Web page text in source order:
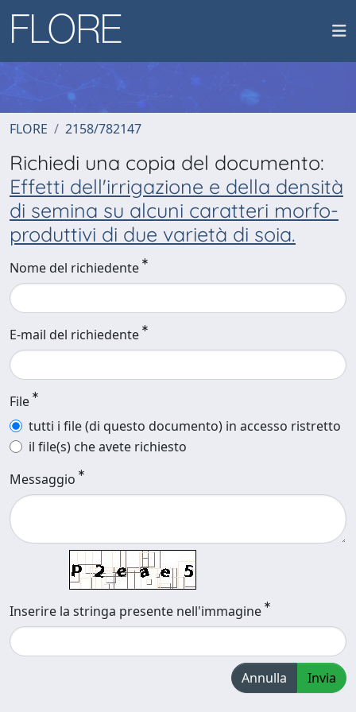
FLORE 2158/782147
Richiedi una copia del documento:
Effetti dell'irrigazione e della densità
di semina su alcuni caratteri morfo-
produttivi di due varietà di soia.
Nome del richiedente
E-mail del richiedente
File
tutti i file (di questo documento) in accesso ristretto
il file(s) che avete richiesto
Messaggio
Inserire la stringa presente nell'immagine
Annulla Invia